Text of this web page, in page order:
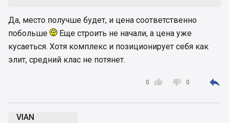
Да, место получше будет, и цена соответственно
побольше
Еще строить не начали, а цена уже
кусаеться. Хотя комплекс и позиционирует себя как
элит, средний клас не потянет.

0  0 
VIAN